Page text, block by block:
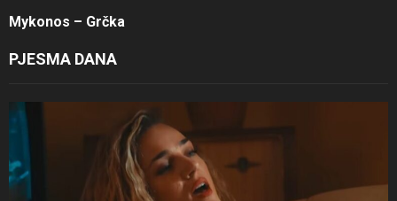
Mykonos – Grčka
PJESMA DANA